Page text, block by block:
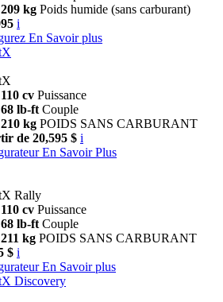
209 kg Poids humide (sans carburant)
i
En Savoir plus
110 cv Puissance
68 lb-ft Couple
210 kg POIDS SANS CARBURANT
de 20,595 $ i
En Savoir Plus
Rally
110 cv Puissance
68 lb-ft Couple
211 kg POIDS SANS CARBURANT
$ i
En Savoir plus
Discovery